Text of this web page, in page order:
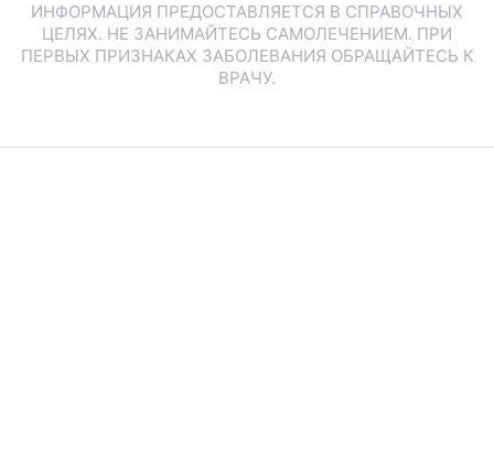
ИНФОРМАЦИЯ ПРЕДОСТАВЛЯЕТСЯ В СПРАВОЧНЫХ
ЦЕЛЯХ. НЕ ЗАНИМАЙТЕСЬ САМОЛЕЧЕНИЕМ. ПРИ
ПЕРВЫХ ПРИЗНАКАХ ЗАБОЛЕВАНИЯ ОБРАЩАЙТЕСЬ К
ВРАЧУ.